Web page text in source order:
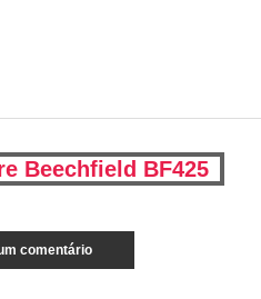
Beechfield BF425
comentário